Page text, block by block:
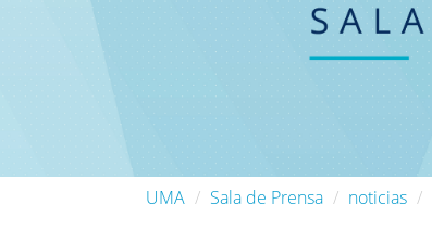
UMA Sala de Prensa noticias